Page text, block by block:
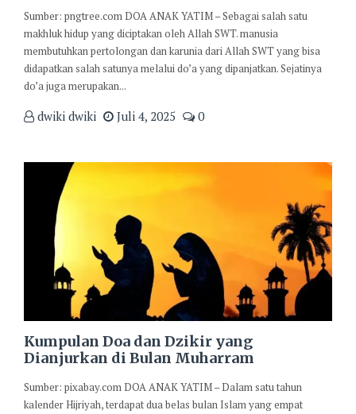
Sumber: pngtree.com DOA ANAK YATIM – Sebagai salah satu
makhluk hidup yang diciptakan oleh Allah SWT. manusia
membutuhkan pertolongan dan karunia dari Allah SWT yang bisa
didapatkan salah satunya melalui do’a yang dipanjatkan. Sejatinya
do’a juga merupakan...
dwiki dwiki Juli 4, 2025 0
Kumpulan Doa dan Dzikir yang
Dianjurkan di Bulan Muharram
Sumber: pixabay.com DOA ANAK YATIM – Dalam satu tahun
kalender Hijriyah, terdapat dua belas bulan Islam yang empat